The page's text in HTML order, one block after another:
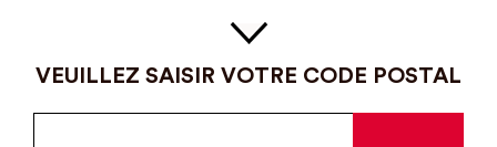
VEUILLEZ SAISIR VOTRE CODE POSTAL